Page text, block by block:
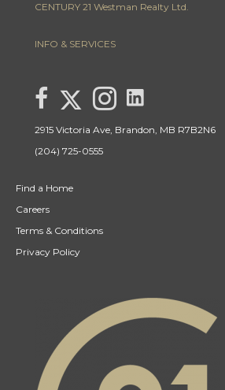
CENTURY 21 Westman Realty Ltd.
INFO & SERVICES
link to Lisa Letain Century 21 Westman
Link to Lisa Letain Century 21
Link to Lisa Letain Century
link to Lisa Letain
2915 Victoria Ave, Brandon, MB R7B2N6
(204) 725-0555
Find a Home
Careers
Terms & Conditions
Privacy Policy